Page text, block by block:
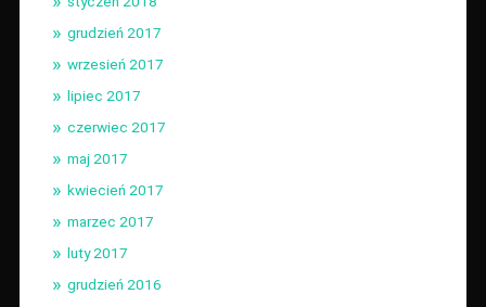
grudzień 2017
wrzesień 2017
lipiec 2017
czerwiec 2017
maj 2017
kwiecień 2017
marzec 2017
luty 2017
grudzień 2016